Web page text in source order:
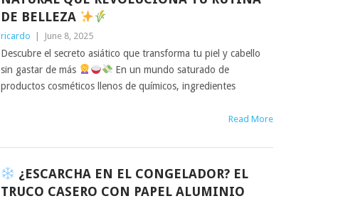
DE BELLEZA
ricardo June 8, 2025
Descubre el secreto asiático que transforma tu piel y cabello
sin gastar de más
En un mundo saturado de
productos cosméticos llenos de químicos, ingredientes
Read More
¿ESCARCHA EN EL CONGELADOR? EL
TRUCO CASERO CON PAPEL ALUMINIO